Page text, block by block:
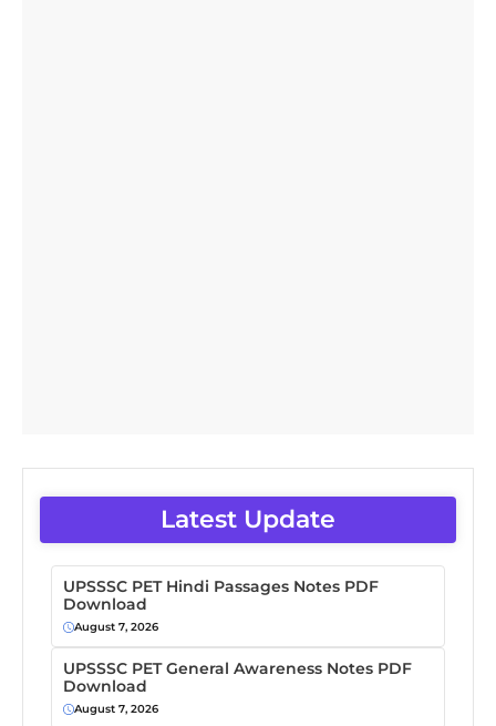
Latest Update
UPSSSC PET Hindi Passages Notes PDF
Download
August 7, 2026
UPSSSC PET General Awareness Notes PDF
Download
August 7, 2026